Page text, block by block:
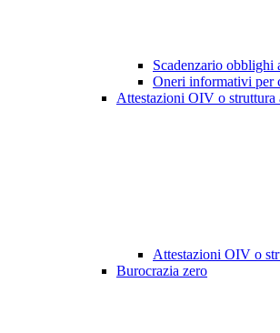
Scadenzario obblighi
Oneri informativi per
Attestazioni OIV o struttura
Attestazioni OIV o
Burocrazia zero